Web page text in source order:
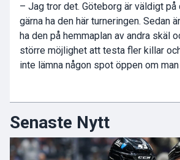
– Jag tror det. Göteborg är väldigt
gärna ha den här turneringen. Sedan
ha den på hemmaplan av andra skäl
större möjlighet att testa fler killar
inte lämna någon spot öppen om
Senaste Nytt